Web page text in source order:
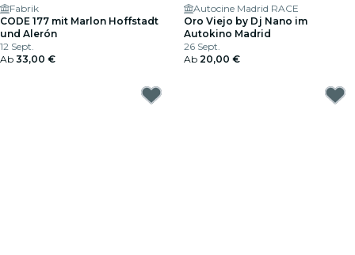
Fabrik
CODE 177 mit Marlon Hoffstadt
und Alerón
12 Sept.
Ab 33,00 €
Autocine Madrid RACE
Oro Viejo by Dj Nano im
Autokino Madrid
26 Sept.
Ab 20,00 €